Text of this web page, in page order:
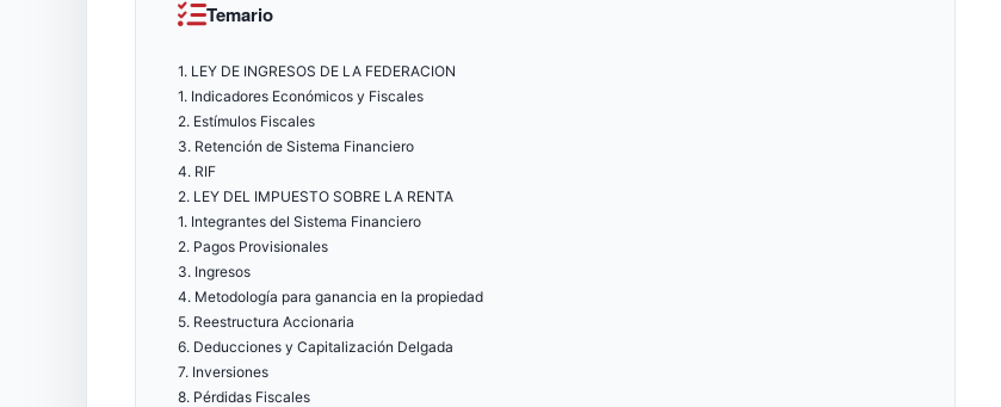
Temario
1. LEY DE INGRESOS DE LA FEDERACION
1. Indicadores Económicos y Fiscales
2. Estímulos Fiscales
3. Retención de Sistema Financiero
4. RIF
2. LEY DEL IMPUESTO SOBRE LA RENTA
1. Integrantes del Sistema Financiero
2. Pagos Provisionales
3. Ingresos
4. Metodología para ganancia en la propiedad
5. Reestructura Accionaria
6. Deducciones y Capitalización Delgada
7. Inversiones
8. Pérdidas Fiscales